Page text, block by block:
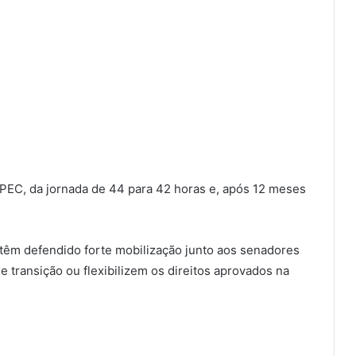
da jornada de 44 para 42 horas e, após 12 meses
defendido forte mobilização junto aos senadores
transição ou flexibilizem os direitos aprovados na